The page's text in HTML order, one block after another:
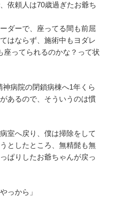
依頼人は70歳過ぎたお爺ち
ダーで、座ってる間も前屈
はならず、施術中もヨダレ
座ってられるのかな？って状
病院の閉鎖病棟へ1年くら
あるので、そういうのは慣
室へ戻り、僕は掃除をして
としたところ、無精髭も無
ぱりしたお爺ちゃんが戻っ
っから」